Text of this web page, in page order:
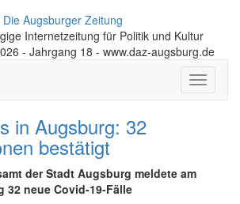
Die Augsburger Zeitung
Internetzeitung für Politik und Kultur
- Jahrgang 18 - www.daz-augsburg.de
Toggle
in Augsburg: 32
bestätigt
der Stadt Augsburg meldete am
32 neue Covid-19-Fälle